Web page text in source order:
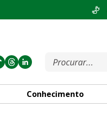
Conhecimento